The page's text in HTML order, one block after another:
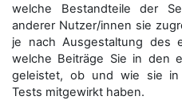
welche Bestandteile der
anderer Nutzer/innen sie
je nach Ausgestaltung des
welche Beiträge Sie in den
geleistet, ob und wie sie in
Tests mitgewirkt haben.